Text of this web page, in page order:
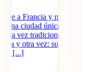
a Francia y más en
Una ciudad única,
la vez tradicional, y
una y otra vez: su
[...]